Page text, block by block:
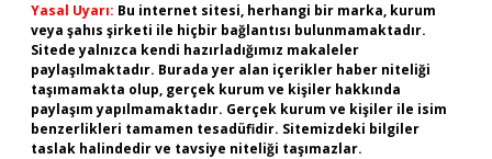
Yasal Uyarı: Bu internet sitesi, herhangi bir marka, kurum
veya şahıs şirketi ile hiçbir bağlantısı bulunmamaktadır.
Sitede yalnızca kendi hazırladığımız makaleler
paylaşılmaktadır. Burada yer alan içerikler haber niteliği
taşımamakta olup, gerçek kurum ve kişiler hakkında
paylaşım yapılmamaktadır. Gerçek kurum ve kişiler ile isim
benzerlikleri tamamen tesadüfidir. Sitemizdeki bilgiler
taslak halindedir ve tavsiye niteliği taşımazlar.